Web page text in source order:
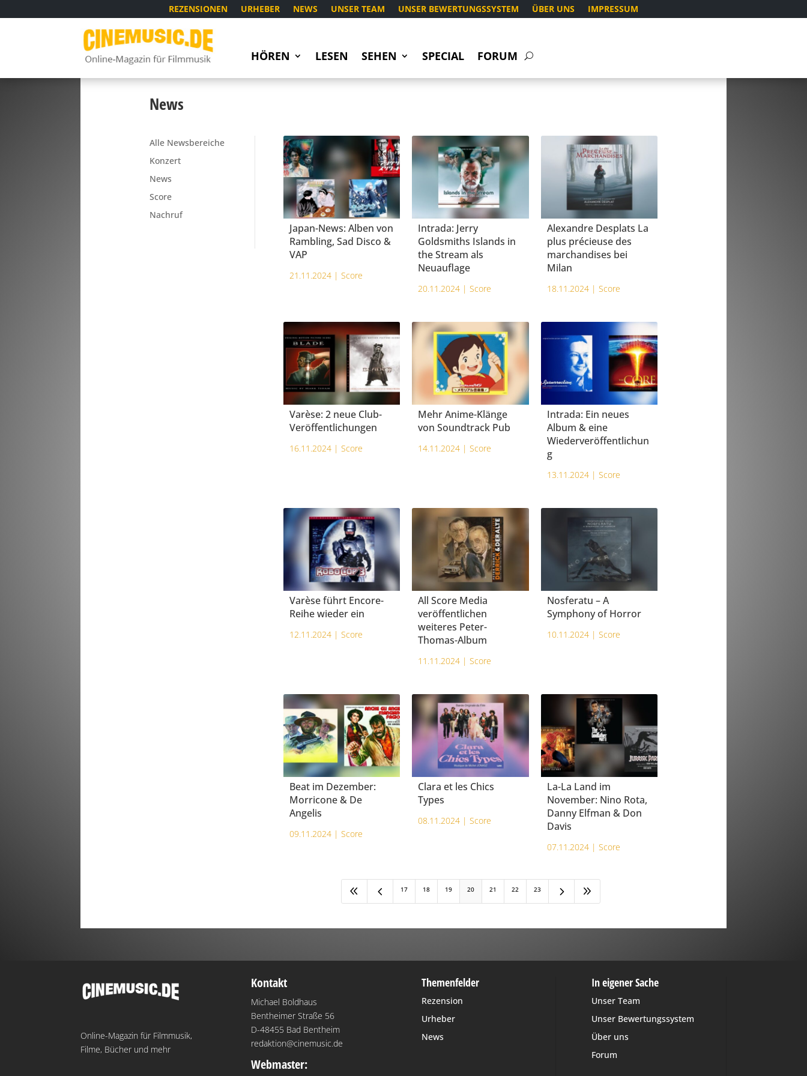
REZENSIONEN URHEBER NEWS UNSER TEAM UNSER BEWERTUNGSSYSTEM ÜBER UNS IMPRESSUM
HÖREN LESEN SEHEN SPECIAL FORUM
News
Alle Newsbereiche
Konzert
News
Score
Nachruf
Japan-News: Alben von
Rambling, Sad Disco &
VAP
21.11.2024 | Score
Intrada: Jerry
Goldsmiths Islands in
the Stream als
Neuauflage
20.11.2024 |Score
Alexandre Desplats La
plus précieuse des
marchandises bei
Milan
18.11.2024 | Score
Varèse: 2 neue Club-
Veröffentlichungen
16.11.2024 | Score
Mehr Anime-Klänge
von Soundtrack Pub
14.11.2024 |Score
Intrada: Ein neues
Album & eine
Wiederveröffentlichun
g
13.11.2024 | Score
Varèse führt Encore-
Reihe wieder ein
12.11.2024 | Score
All Score Media
veröffentlichen
weiteres Peter-
Thomas-Album
11.11.2024 |Score
Nosferatu – A
Symphony of Horror
10.11.2024 | Score
Beat im Dezember:
Morricone & De
Angelis
09.11.2024 | Score
Clara et les Chics
Types
08.11.2024 |Score
La-La Land im
November: Nino Rota,
Danny Elfman & Don
Davis
07.11.2024 | Score
8 4 17 18 19 20 21 22 23 5 9
Online-Magazin für Filmmusik,
Filme, Bücher und mehr
Kontakt
Michael Boldhaus
Bentheimer Straße 56
D-48455 Bad Bentheim
redaktion@cinemusic.de
Webmaster:
Themenfelder
Rezension
Urheber
News
In eigener Sache
Unser Team
Unser Bewertungssystem
Über uns
Forum